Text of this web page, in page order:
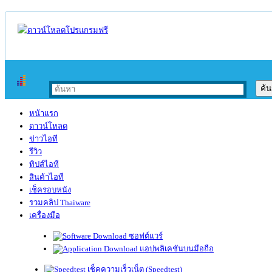
หน้าแรก
ดาวน์โหลด
ข่าวไอที
รีวิว
ทิปส์ไอที
สินค้าไอที
เช็ครอบหนัง
รวมคลิป Thaiware
เครื่องมือ
ซอฟต์แวร์
แอปพลิเคชันบนมือถือ
เช็คความเร็วเน็ต (Speedtest)